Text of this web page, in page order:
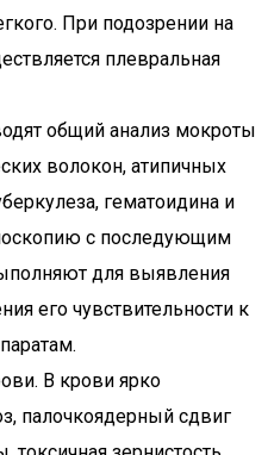
При подозрении на
плевральная
общий анализ мокроты
волокон, атипичных
гематоидина и
с последующим
для выявления
его чувствительности к
В крови ярко
палочкоядерный сдвиг